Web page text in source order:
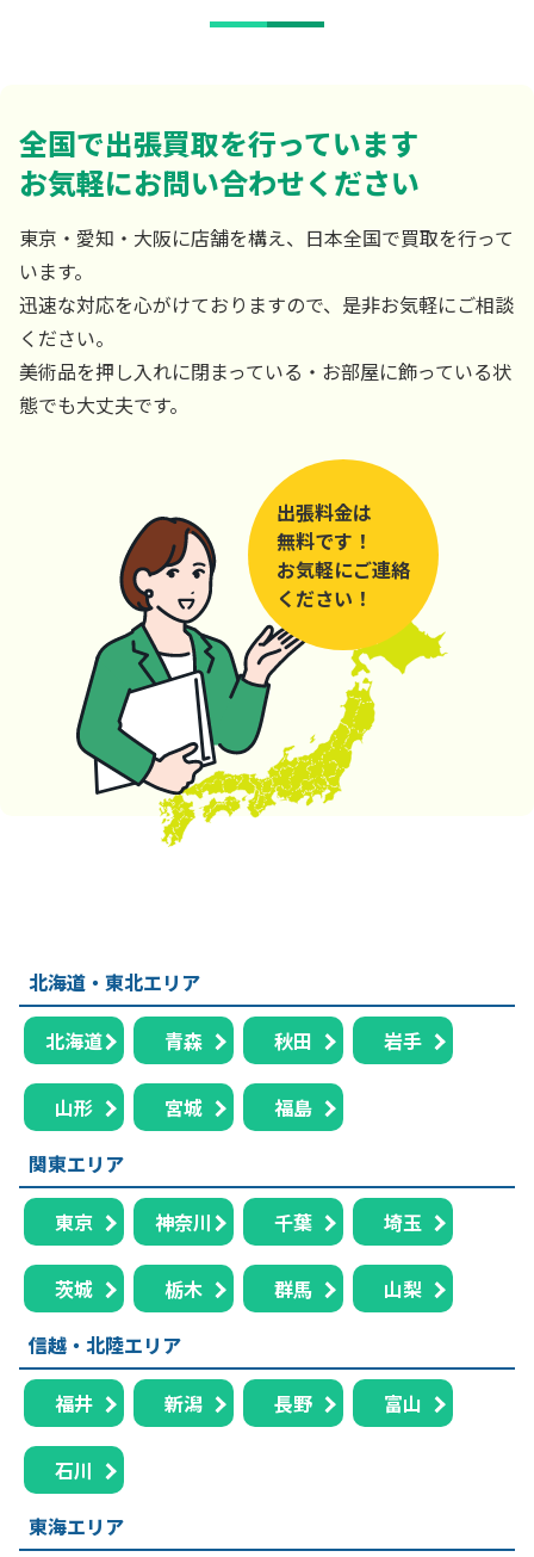
全国で出張買取を行っています
お気軽にお問い合わせください
東京・愛知・大阪に店舗を構え、日本全国で買取を行って
います。
迅速な対応を心がけておりますので、是非お気軽にご相談
ください。
美術品を押し入れに閉まっている・お部屋に飾っている状
態でも大丈夫です。
出張料金は
無料です！
お気軽にご連絡
ください！
北海道・東北エリア
北海道 青森 秋田 岩手
山形 宮城
福島
関東エリア
東京 神奈川 千葉 埼玉
茨城 栃木 群馬
山梨
信越・北陸エリア
福井 新潟 長野 富山
石川
東海エリア